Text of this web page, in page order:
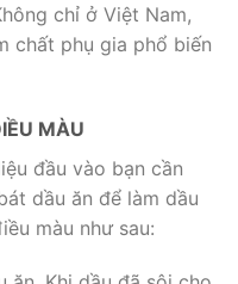
chỉ ở Việt Nam,
chất phụ gia phổ biến
MÀU
đầu vào bạn cần
dầu ăn để làm dầu
màu như sau: